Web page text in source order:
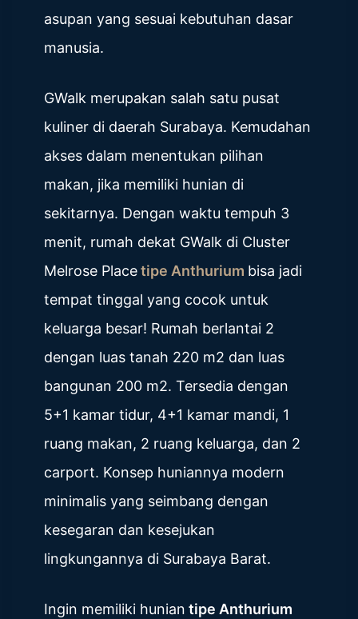
asupan yang sesuai kebutuhan dasar
manusia.
GWalk merupakan salah satu pusat
kuliner di daerah Surabaya. Kemudahan
akses dalam menentukan pilihan
makan, jika memiliki hunian di
sekitarnya. Dengan waktu tempuh 3
menit, rumah dekat GWalk di Cluster
Melrose Placetipe Anthurium bisa jadi
tempat tinggal yang cocok untuk
keluarga besar! Rumah berlantai 2
dengan luas tanah 220 m2 dan luas
bangunan 200 m2. Tersedia dengan
5+1 kamar tidur, 4+1 kamar mandi, 1
ruang makan, 2 ruang keluarga, dan 2
carport. Konsep huniannya modern
minimalis yang seimbang dengan
kesegaran dan kesejukan
lingkungannya di Surabaya Barat.
Ingin memiliki hunian tipe Anthurium